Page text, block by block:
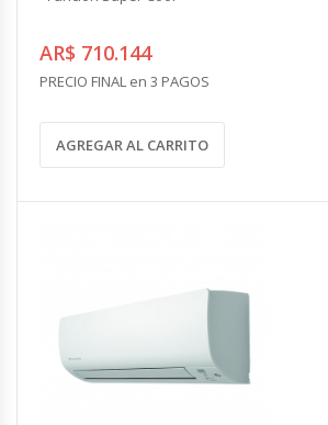
AR$ 710.144
PRECIO FINAL en 3 PAGOS
AGREGAR AL CARRITO